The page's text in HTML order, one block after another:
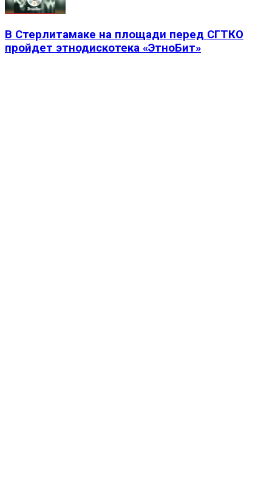
В Стерлитамаке на площади перед СГТКО
пройдет этнодискотека «ЭтноБит»